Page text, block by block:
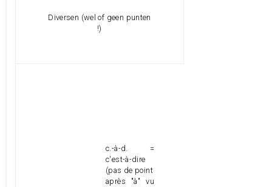
Diversen (wel of geen punten
!)
c.-à-d. =
c'est-à-dire
(pas de point
après "à" vu